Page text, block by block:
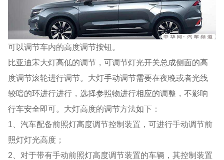
可以调节车内的高度调节按钮。
比亚迪宋大灯高低的调节，可调节灯光开关总成侧面的高
度调节滚轮进行调节。大灯手动调节需要在夜晚或者光线
较暗的环进行进行，选择参照物进行相应的调整，不影响
行车安全即可。大灯高度的调节方法如下：
1、汽车配备前照灯高度调节控制装置，可进行手动调节前
照灯灯光高度；
2、对于带有手动前照灯高度调节装置的车辆，其控制装置